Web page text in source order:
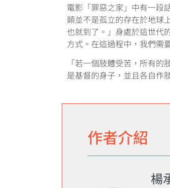
電影「罪惡之家」中有一段
類並不是孤立的存在於地球
也就到了。」身處於這世代
方式。在這過程中，我們需
「若一個肢體受苦，所有
是基督的身子，並且各自作
作者介紹
楊